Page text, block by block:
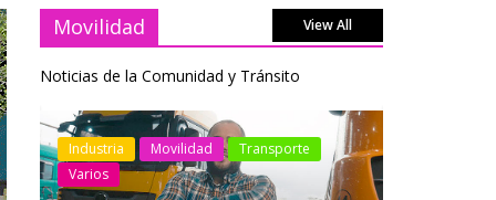
Movilidad View All
Noticias de la Comunidad y Tránsito
Industria Movilidad
Transporte
Varios